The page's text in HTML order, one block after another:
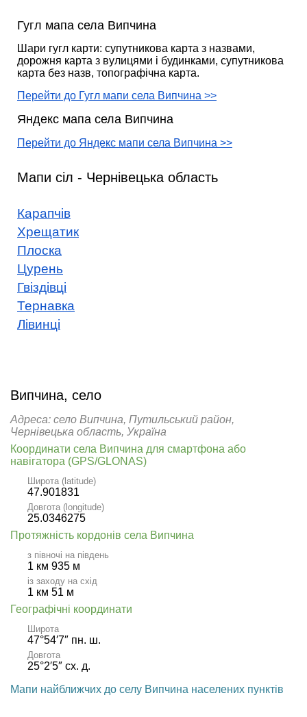
Гугл мапа села Випчина
Шари гугл карти: супутникова карта з назвами,
дорожня карта з вулицями і будинками, супутникова
карта без назв, топографічна карта.
Перейти до Гугл мапи села Випчина >>
Яндекс мапа села Випчина
Перейти до Яндекс мапи села Випчина >>
Мапи сіл - Чернівецька область
Карапчів
Хрещатик
Плоска
Цурень
Гвіздівці
Тернавка
Лівинці
Випчина, село
Адреса: село Випчина, Путильський район,
Чернівецька область, Україна
Координати села Випчина для смартфона або
навігатора (GPS/GLONAS)
Широта (latitude)
47.901831
Довгота (longitude)
25.0346275
Протяжність кордонів села Випчина
з півночі на південь
1 км 935 м
із заходу на схід
1 км 51 м
Географічні координати
Широта
47°54′7″ пн. ш.
Довгота
25°2′5″ сх. д.
Мапи найближчих до селу Випчина населених пунктів